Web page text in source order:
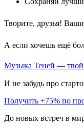
Творите, друзья!
А если хочешь ещё
Музыка Теней — твой
И не забудь про
Получить +75% по
До новых встреч в